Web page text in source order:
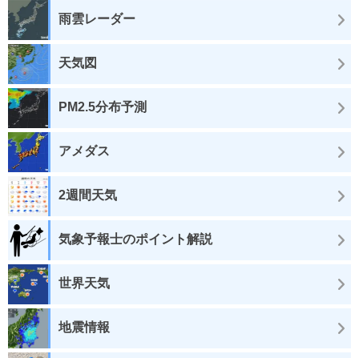
雨雲レーダー
天気図
PM2.5分布予測
アメダス
2週間天気
気象予報士のポイント解説
世界天気
地震情報